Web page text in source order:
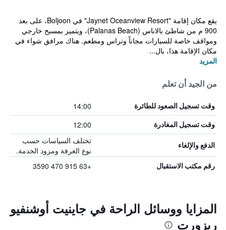
يقع مكان إقامة "Jaynet Oceanview Resort" في Boljoon، على بعد
900 م من شاطئ بالاناس (Palanas Beach)، ويتميز بمسبح خارجي
ومواقف خاصة للسيارات مجاناً وتراس ومطعم. هناك مرافق شواء في
مكان الإقامة هذا، بال...
المزيد
من الجيد أن تعلم
وقت تسجيل الصعود للطائرة 14:00
وقت تسجيل المغادرة 12:00
الدفع والإلغاء
تختلف السياسات حسب
نوع الغرفة ومزود الخدمة.
رقم مكتب الاستقبال +63 915 470 3590
المزايا ووسائل الراحة في جاينيت أوشنفيو
ريزورت